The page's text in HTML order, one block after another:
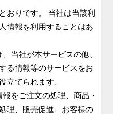
おりです。 当社は当該利
情報を利用することはあ
当社が本サービスの他、
る情報等のサービスをお
立てられます。
報をご注文の処理、商品・
理、販売促進、お客様の